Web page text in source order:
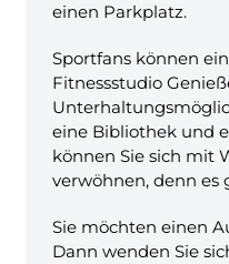
einen Parkplatz.
Sportfans können
Fitnessstudio
eine Bibliothek und
können Sie sich mit
verwöhnen, denn es
Sie möchten einen
Dann wenden Sie